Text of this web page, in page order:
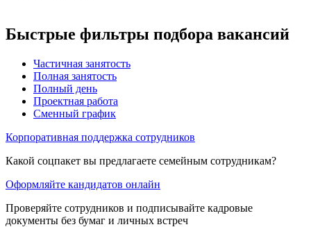
Быстрые фильтры подбора вакансий
Частичная занятость
Полная занятость
Полный день
Проектная работа
Сменный график
Корпоративная поддержка сотрудников
Какой соцпакет вы предлагаете семейным сотрудникам?
Оформляйте кандидатов онлайн
Проверяйте сотрудников и подписывайте кадровые
документы без бумаг и личных встреч